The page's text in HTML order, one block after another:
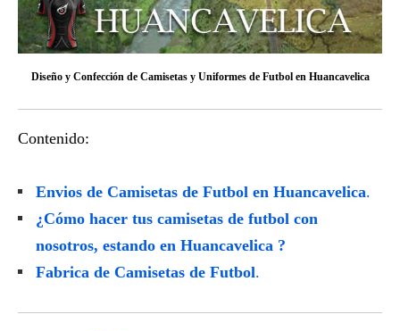
Diseño y Confección de Camisetas y Uniformes de Futbol en Huancavelica
Contenido:
Envios de Camisetas de Futbol en Huancavelica.
¿Cómo hacer tus camisetas de futbol con
nosotros, estando en Huancavelica ?
Fabrica de Camisetas de Futbol.